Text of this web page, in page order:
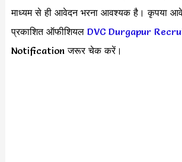
माध्यम से ही आवेदन भरना आवश्यक है। कृपया
प्रकाशित ऑफीशियल DVC Durgapur
Notification जरूर चेक करें।